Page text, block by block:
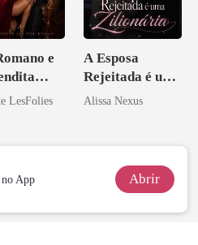
e
LesFolies
A Esposa
Rejeitada é uma
Zilionária
Alissa Nexus
no App Abrir